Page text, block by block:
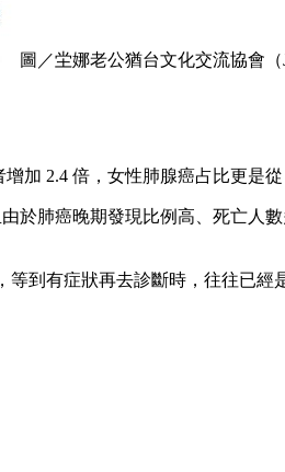
圖／坣娜老公猶台⽂化交流協會
加 2.4 倍，女性肺腺癌占比更是從
於肺癌晚期發現比例高、死亡人
到有症狀再去診斷時，往往已經